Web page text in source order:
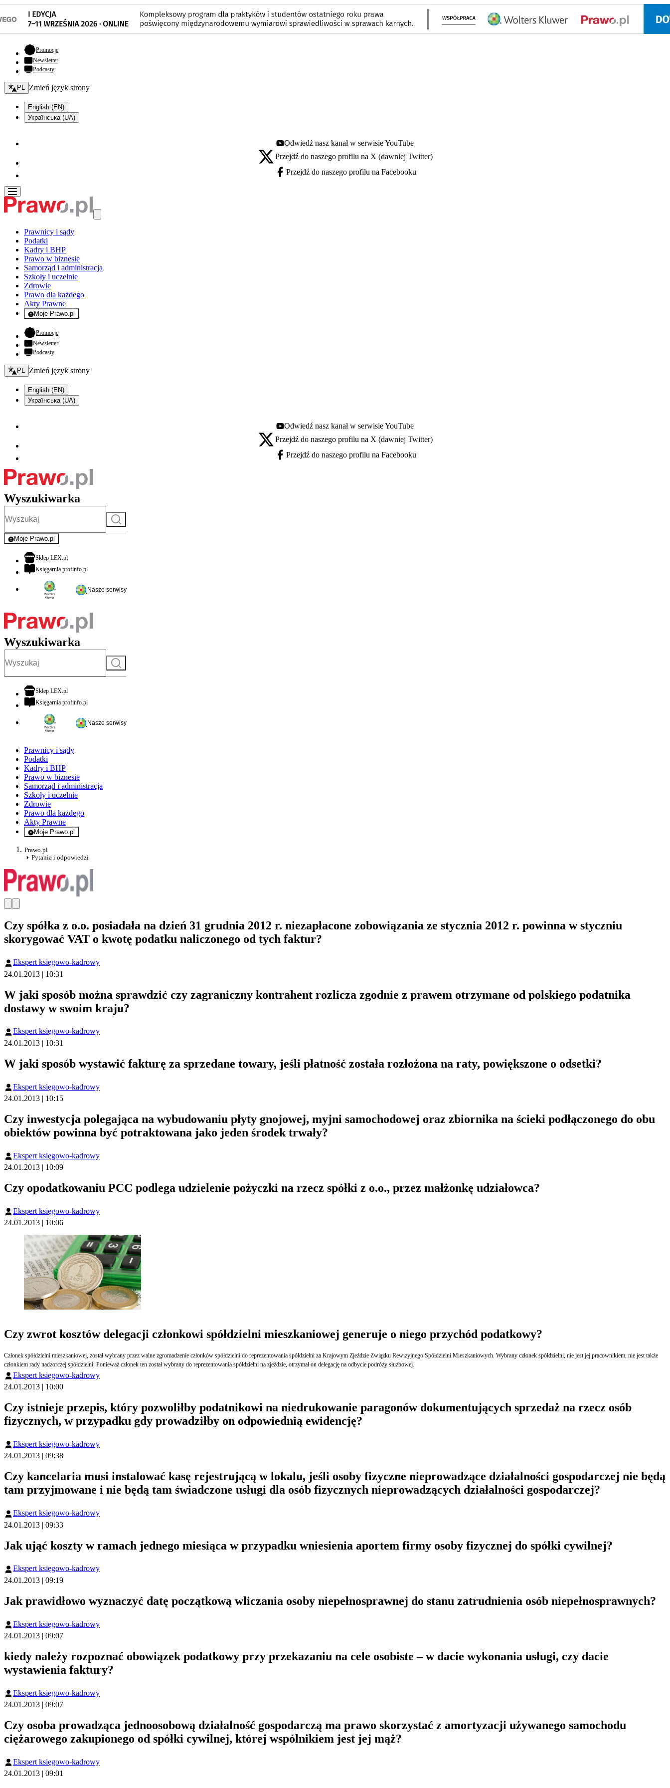
Promocje- otwiera się w nowej karcie
Newsletter
Podcasty
Zmień język - bieżący:
PL Zmień język strony
English (EN)
Українська (UA)
Youtube - otwiera się w nowej karcie
Odwiedź nasz kanał w serwisie YouTube
X - otwiera się w nowej karcie
Przejdź do naszego profilu na X (dawniej Twitter)
Facebook - otwiera się w nowej karcie
Przejdź do naszego profilu na Facebooku
Prawnicy i sądy
Podatki
Kadry i BHP
Prawo w biznesie
Samorząd i administracja
Szkoły i uczelnie
Zdrowie
Prawo dla każdego
Akty Prawne
Moje Prawo.pl
- rejestracja i logowanie do serwisu
Promocje- otwiera się w nowej karcie
Newsletter
Podcasty
Zmień język - bieżący:
PL Zmień język strony
English (EN)
Українська (UA)
Youtube - otwiera się w nowej karcie
Odwiedź nasz kanał w serwisie YouTube
X - otwiera się w nowej karcie
Przejdź do naszego profilu na X (dawniej Twitter)
Facebook - otwiera się w nowej karcie
Przejdź do naszego profilu na Facebooku
Wyszukiwarka
Szukaj
Moje Prawo.pl
- rejestracja i logowanie do serwisu
Sklep LEX.plotwiera się w nowej karcie
Księgarnia profinfo.plotwiera się w nowej karcie
Nasze serwisy
Wyszukiwarka
Szukaj
Sklep LEX.plotwiera się w nowej karcie
Księgarnia profinfo.plotwiera się w nowej karcie
Nasze serwisy
Prawnicy i sądy
Podatki
Kadry i BHP
Prawo w biznesie
Samorząd i administracja
Szkoły i uczelnie
Zdrowie
Prawo dla każdego
Akty Prawne
Moje Prawo.pl
- rejestracja i logowanie do serwisu
Prawo.pl
Pytania i odpowiedzi
Czy spółka z o.o. posiadała na dzień 31 grudnia 2012 r. niezapłacone zobowiązania ze stycznia 2012 r. powinna w styczniu
skorygować VAT o kwotę podatku naliczonego od tych faktur?
Ekspert księgowo-kadrowy
24.01.2013 | 10:31
W jaki sposób można sprawdzić czy zagraniczny kontrahent rozlicza zgodnie z prawem otrzymane od polskiego podatnika
dostawy w swoim kraju?
Ekspert księgowo-kadrowy
24.01.2013 | 10:31
W jaki sposób wystawić fakturę za sprzedane towary, jeśli płatność została rozłożona na raty, powiększone o odsetki?
Ekspert księgowo-kadrowy
24.01.2013 | 10:15
Czy inwestycja polegająca na wybudowaniu płyty gnojowej, myjni samochodowej oraz zbiornika na ścieki podłączonego do obu
obiektów powinna być potraktowana jako jeden środek trwały?
Ekspert księgowo-kadrowy
24.01.2013 | 10:09
Czy opodatkowaniu PCC podlega udzielenie pożyczki na rzecz spółki z o.o., przez małżonkę udziałowca?
Ekspert księgowo-kadrowy
24.01.2013 | 10:06
Czy zwrot kosztów delegacji członkowi spółdzielni mieszkaniowej generuje o niego przychód podatkowy?
Członek spółdzielni mieszkaniowej, został wybrany przez walne zgromadzenie członków spółdzielni do reprezentowania spółdzielni za Krajowym Zjeździe Związku Rewizyjnego Spółdzielni Mieszkaniowych. Wybrany członek spółdzielni, nie jest jej pracownikiem, nie jest także
członkiem rady nadzorczej spółdzielni. Ponieważ członek ten został wybrany do reprezentowania spółdzielni na zjeździe, otrzymał on delegację na odbycie podróży służbowej.
Ekspert księgowo-kadrowy
24.01.2013 | 10:00
Czy istnieje przepis, który pozwoliłby podatnikowi na niedrukowanie paragonów dokumentujących sprzedaż na rzecz osób
fizycznych, w przypadku gdy prowadziłby on odpowiednią ewidencję?
Ekspert księgowo-kadrowy
24.01.2013 | 09:38
Czy kancelaria musi instalować kasę rejestrującą w lokalu, jeśli osoby fizyczne nieprowadzące działalności gospodarczej nie będą
tam przyjmowane i nie będą tam świadczone usługi dla osób fizycznych nieprowadzących działalności gospodarczej?
Ekspert księgowo-kadrowy
24.01.2013 | 09:33
Jak ująć koszty w ramach jednego miesiąca w przypadku wniesienia aportem firmy osoby fizycznej do spółki cywilnej?
Ekspert księgowo-kadrowy
24.01.2013 | 09:19
Jak prawidłowo wyznaczyć datę początkową wliczania osoby niepełnosprawnej do stanu zatrudnienia osób niepełnosprawnych?
Ekspert księgowo-kadrowy
24.01.2013 | 09:07
kiedy należy rozpoznać obowiązek podatkowy przy przekazaniu na cele osobiste – w dacie wykonania usługi, czy dacie
wystawienia faktury?
Ekspert księgowo-kadrowy
24.01.2013 | 09:07
Czy osoba prowadząca jednoosobową działalność gospodarczą ma prawo skorzystać z amortyzacji używanego samochodu
ciężarowego zakupionego od spółki cywilnej, której wspólnikiem jest jej mąż?
Ekspert księgowo-kadrowy
24.01.2013 | 09:01